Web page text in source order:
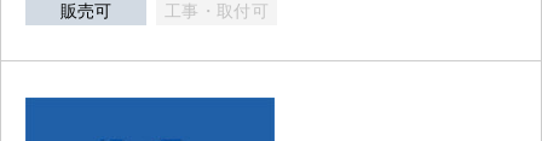
販売可 工事・取付可